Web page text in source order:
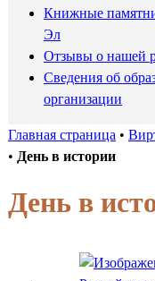
Книжные
Эл
Отзывы о нашей
Сведения об
организации
Главная страница •
• День в истории
День в